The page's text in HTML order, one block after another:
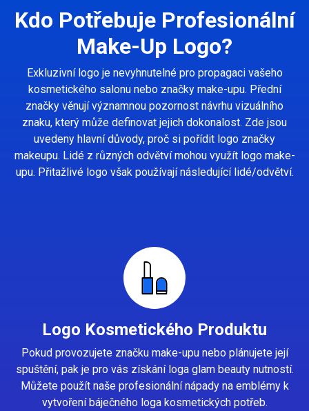
Kdo Potřebuje Profesionální
Make-Up Logo?
Exkluzivní logo je nevyhnutelné pro propagaci vašeho
kosmetického salonu nebo značky make-upu. Přední
značky věnují významnou pozornost návrhu vizuálního
znaku, který může definovat jejich dokonalost. Zde jsou
uvedeny hlavní důvody, proč si pořídit logo značky
makeupu. Lidé z různých odvětví mohou využít logo make-
upu. Přitažlivé logo však používají následující lidé/odvětví.
Logo Kosmetického Produktu
Pokud provozujete značku make-upu nebo plánujete její
spuštění, pak je pro vás získání loga glam beauty nutností.
Můžete použít naše profesionální nápady na emblémy k
vytvoření báječného loga kosmetických potřeb.